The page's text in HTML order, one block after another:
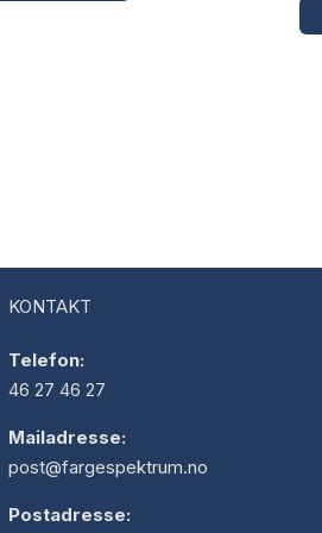
KONTAKT
Telefon:
46 27 46 27
Mailadresse:
post@fargespektrum.no
Postadresse: